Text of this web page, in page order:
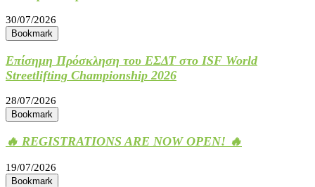
30/07/2026
Bookmark
Επίσημη Πρόσκληση του ΕΣΔΤ στο ISF World
Streetlifting Championship 2026
28/07/2026
Bookmark
🔥 REGISTRATIONS ARE NOW OPEN! 🔥
19/07/2026
Bookmark